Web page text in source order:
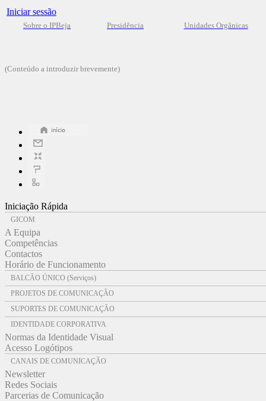
Iniciar sessão
Sobre o IPBeja Presidência Unidades Orgânicas
(Conteúdo a introduzir brevemente)
Iniciação Rápida
GICOM
A Equipa
Competências
Contactos
Horário de Funcionamento
BALCÃO ÚNICO (Serviços)
PROJETOS DE COMUNICAÇÃO
SUPORTES DE COMUNICAÇÃO
IDENTIDADE CORPORATIVA
Normas da Identidade Visual
Acesso Logótipos
CANAIS DE COMUNICAÇÃO
Newsletter
Redes Sociais
Parcerias de Comunicação